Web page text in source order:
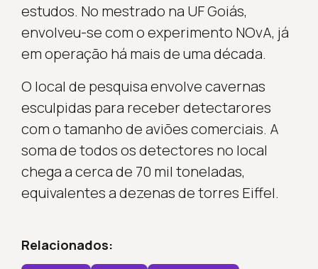
estudos. No mestrado na UF Goiás,
envolveu-se com o experimento NOvA, já
em operação há mais de uma década.
O local de pesquisa envolve cavernas
esculpidas para receber detectarores
com o tamanho de aviões comerciais. A
soma de todos os detectores no local
chega a cerca de 70 mil toneladas,
equivalentes a dezenas de torres Eiffel.
Relacionados: